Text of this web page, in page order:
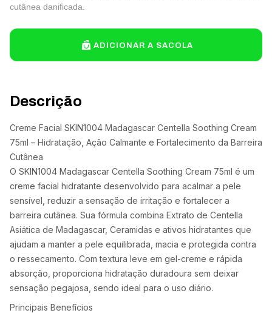
Descrição
Creme Facial SKIN1004 Madagascar Centella Soothing Cream
75ml – Hidratação, Ação Calmante e Fortalecimento da Barreira
Cutânea
O SKIN1004 Madagascar Centella Soothing Cream 75ml é um
creme facial hidratante desenvolvido para acalmar a pele
sensível, reduzir a sensação de irritação e fortalecer a
barreira cutânea. Sua fórmula combina Extrato de Centella
Asiática de Madagascar, Ceramidas e ativos hidratantes que
ajudam a manter a pele equilibrada, macia e protegida contra
o ressecamento. Com textura leve em gel-creme e rápida
absorção, proporciona hidratação duradoura sem deixar
sensação pegajosa, sendo ideal para o uso diário.
Principais Benefícios
cutânea danificada.
ADICIONAR A SACOLA